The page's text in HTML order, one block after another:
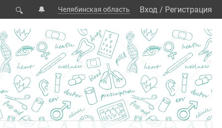
🔍 🔔 Челябинская область Вход / Регистрация